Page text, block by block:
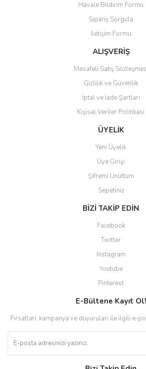
Havale Bildirim Formu
Sipariş Sorgula
İletişim Formu
ALIŞVERİŞ
Mesafeli Satış
Gizlilik ve Güvenlik
İptal ve İade Şartları
Kişisel Veriler Politikası
ÜYELİK
Yeni Üyelik
Üye Girişi
Şifremi Unuttum
Sepetiniz
BİZİ TAKİP EDİN
Facebook
Twitter
Instagram
Youtube
Pinterest
E-Bültene Kayıt Ol!
Fırsatları, kampanya ve duyuruları ile ilgili e-